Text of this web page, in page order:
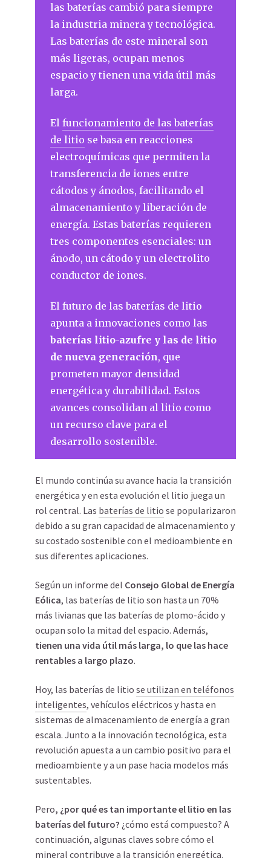
las baterías cambió para siempre
la industria minera y tecnológica.
Las baterías de este mineral son
más ligeras, ocupan menos
espacio y tienen una vida útil más
larga.
El funcionamiento de las baterías
de litio se basa en reacciones
electroquímicas que permiten la
transferencia de iones entre
cátodos y ánodos, facilitando el
almacenamiento y liberación de
energía. Estas baterías requieren
tres componentes esenciales: un
ánodo, un cátodo y un electrolito
conductor de iones.
El futuro de las baterías de litio
apunta a innovaciones como las
baterías litio-azufre y las de litio
de nueva generación, que
prometen mayor densidad
energética y durabilidad. Estos
avances consolidan al litio como
un recurso clave para el
desarrollo sostenible.
El mundo continúa su avance hacia la transición
energética y en esta evolución el litio juega un
rol central. Las baterías de litio se popularizaron
debido a su gran capacidad de almacenamiento y
su costado sostenible con el medioambiente en
sus diferentes aplicaciones.
Según un informe del Consejo Global de Energía
Eólica, las baterías de litio son hasta un 70%
más livianas que las baterías de plomo-ácido y
ocupan solo la mitad del espacio. Además,
tienen una vida útil más larga, lo que las hace
rentables a largo plazo.
Hoy, las baterías de litio se utilizan en teléfonos
inteligentes, vehículos eléctricos y hasta en
sistemas de almacenamiento de energía a gran
escala. Junto a la innovación tecnológica, esta
revolución apuesta a un cambio positivo para el
medioambiente y a un pase hacia modelos más
sustentables.
Pero, ¿por qué es tan importante el litio en las
baterías del futuro? ¿cómo está compuesto? A
continuación, algunas claves sobre cómo el
mineral contribuye a la transición energética.